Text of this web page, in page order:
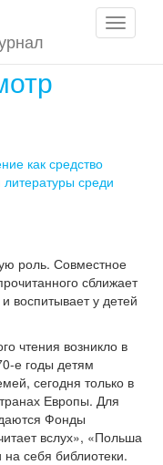
Toggle
как средство
литературы среди
роль. Совместное
сближает
воспитывает у детей
чтения возникло в
е годы детям
сегодня только в
Европы. Для
Фонды
вслух», «Польша
на себя библиотеки.